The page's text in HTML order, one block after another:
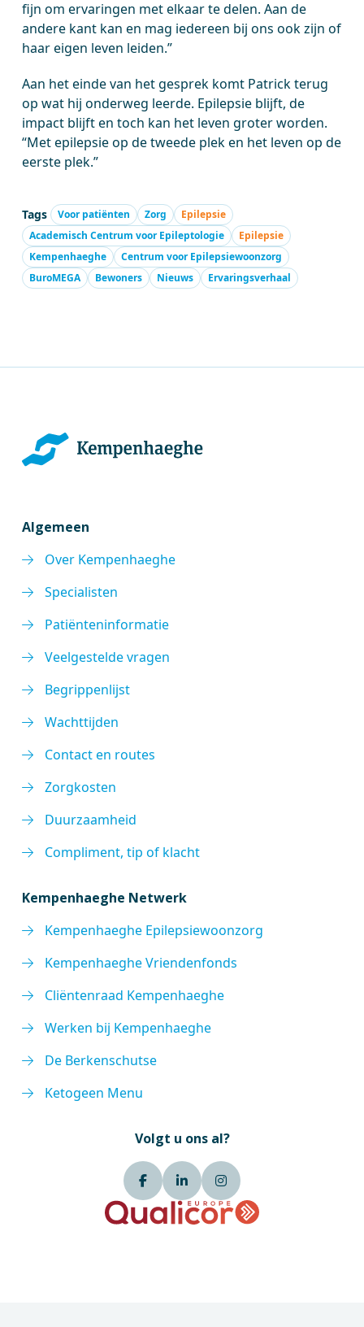
fijn om ervaringen met elkaar te delen. Aan de
andere kant kan en mag iedereen bij ons ook zijn of
haar eigen leven leiden.”
Aan het einde van het gesprek komt Patrick terug
op wat hij onderweg leerde. Epilepsie blijft, de
impact blijft en toch kan het leven groter worden.
“Met epilepsie op de tweede plek en het leven op de
eerste plek.”
Tags Voor patiënten Zorg
Epilepsie
Academisch Centrum voor Epileptologie
Epilepsie
Kempenhaeghe
Centrum voor Epilepsiewoonzorg
BuroMEGA
Bewoners Nieuws Ervaringsverhaal
Algemeen
Over Kempenhaeghe
Specialisten
Patiënteninformatie
Veelgestelde vragen
Begrippenlijst
Wachttijden
Contact en routes
Zorgkosten
Duurzaamheid
Compliment, tip of klacht
Kempenhaeghe Netwerk
Kempenhaeghe Epilepsiewoonzorg
Kempenhaeghe Vriendenfonds
Cliëntenraad Kempenhaeghe
Werken bij Kempenhaeghe
De Berkenschutse
Ketogeen Menu
Volgt u ons al?